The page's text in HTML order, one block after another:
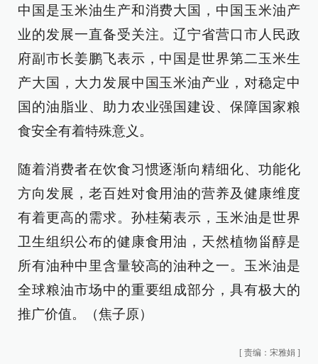
中国是玉米油生产和消费大国，中国玉米油产
业的发展一直备受关注。辽宁省营口市人民政
府副市长姜鹏飞表示，中国是世界第二玉米生
产大国，大力发展中国玉米油产业，对稳定中
国的油脂业、助力农业强国建设、保障国家粮
食安全有着特殊意义。
随着消费者在饮食习惯逐渐向精细化、功能化
方向发展，老百姓对食用油的营养及健康维度
有着更高的需求。孙桂菊表示，玉米油是世界
卫生组织公布的健康食用油，天然植物甾醇是
所有油种中里含量较高的油种之一。玉米油是
全球粮油市场中的重要组成部分，具有极大的
推广价值。（焦子原）
[ 责编：宋雅娟 ]